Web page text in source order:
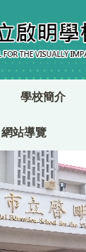
學校簡介
網站導覽